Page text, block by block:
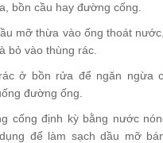
bồn cầu hay đường cống.
mỡ thừa vào ống thoát
bỏ vào thùng rác.
ở bồn rửa để ngăn ngừa
đường ống.
cống định kỳ bằng nước
để làm sạch dầu mỡ